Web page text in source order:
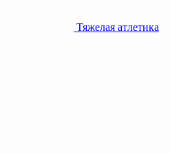
Тяжелая атлетика